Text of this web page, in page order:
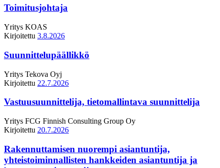
Toimitusjohtaja
Yritys KOAS
Kirjoitettu 3.8.2026
Suunnittelupäällikkö
Yritys Tekova Oyj
Kirjoitettu 22.7.2026
Vastuusuunnittelija, tietomallintava suunnittelija
Yritys FCG Finnish Consulting Group Oy
Kirjoitettu 20.7.2026
Rakennuttamisen nuorempi asiantuntija,
yhteistoiminnallisten hankkeiden asiantuntija ja